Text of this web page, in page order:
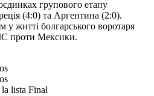
групового етапу
(4:0) та Аргентина (2:0).
житті болгарського воротаря
проти Мексики.
lista Final